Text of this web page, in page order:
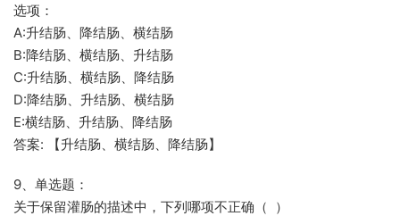
选项：
A:升结肠、降结肠、横结肠
B:降结肠、横结肠、升结肠
C:升结肠、横结肠、降结肠
D:降结肠、升结肠、横结肠
E:横结肠、升结肠、降结肠
答案: 【升结肠、横结肠、降结肠】
9、单选题：
关于保留灌肠的描述中，下列哪项不正确（ ）